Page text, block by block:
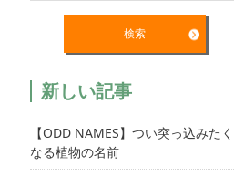
新しい記事
【ODD NAMES】つい突っ込みたく
なる植物の名前